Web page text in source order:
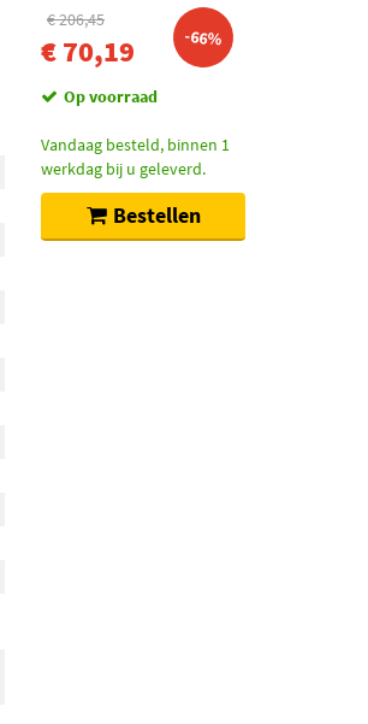
€ 206,45
€ 70,19 -66%
Op voorraad
Vandaag besteld, binnen 1
werkdag bij u geleverd.
Bestellen